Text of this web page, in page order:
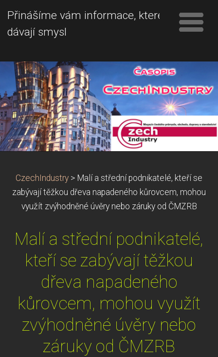
Přinášíme vám informace, které
dávají smysl
CzechIndustry > Malí a střední podnikatelé, kteří se
zabývají těžkou dřeva napadeného kůrovcem, mohou
využít zvýhodněné úvěry nebo záruky od ČMZRB
Malí a střední podnikatelé,
kteří se zabývají těžkou
dřeva napadeného
kůrovcem, mohou využít
zvýhodněné úvěry nebo
záruky od ČMZRB